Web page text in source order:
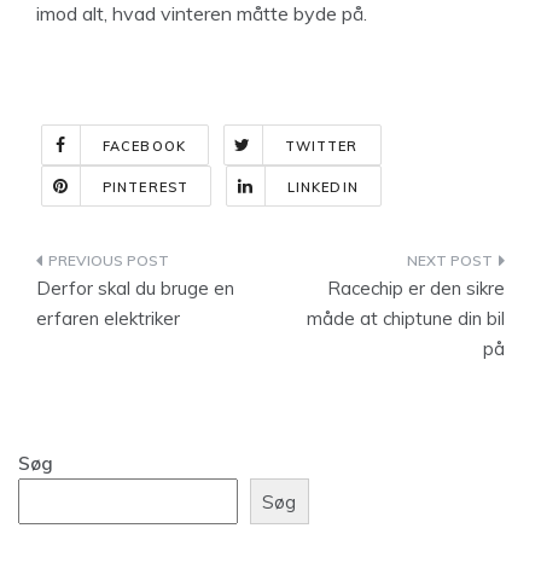
imod alt, hvad vinteren måtte byde på.
FACEBOOK TWITTER
PINTEREST LINKEDIN
Indlægsnavigation
Derfor skal du bruge en
erfaren elektriker
Racechip er den sikre
måde at chiptune din bil
på
Søg
Søg